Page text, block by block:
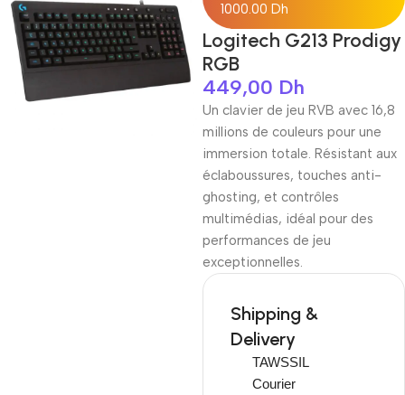
1000.00 Dh
Logitech G213 Prodigy
RGB
449,00 Dh
Un clavier de jeu RVB avec 16,8
millions de couleurs pour une
immersion totale. Résistant aux
éclaboussures, touches anti-
ghosting, et contrôles
multimédias, idéal pour des
performances de jeu
exceptionnelles.
Shipping &
Delivery
TAWSSIL
Courier